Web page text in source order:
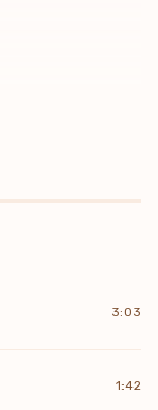
3:03
1:42